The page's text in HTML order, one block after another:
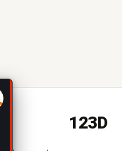
123D